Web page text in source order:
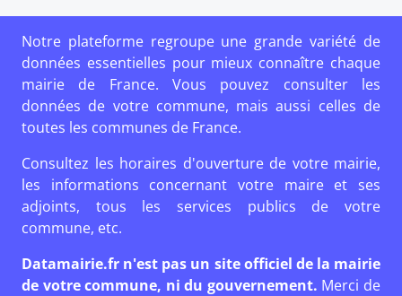
Notre plateforme regroupe une grande variété de
données essentielles pour mieux connaître chaque
mairie de France. Vous pouvez consulter les
données de votre commune, mais aussi celles de
toutes les communes de France.
Consultez les horaires d'ouverture de votre mairie,
les informations concernant votre maire et ses
adjoints, tous les services publics de votre
commune, etc.
Datamairie.fr n'est pas un site officiel de la mairie
de votre commune, ni du gouvernement. Merci de